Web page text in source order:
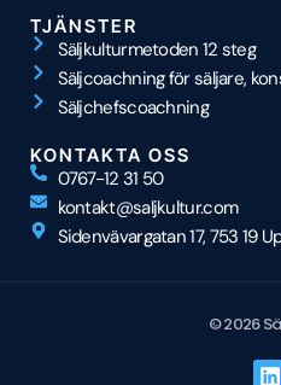
TJÄNSTER
Säljkulturmetoden 12 steg
Säljcoachning för säljare,
Säljchefscoachning
KONTAKTA OSS
0767-12 31 50
kontakt@saljkultur.com
Sidenvävargatan 17, 753 19
© 2026
L